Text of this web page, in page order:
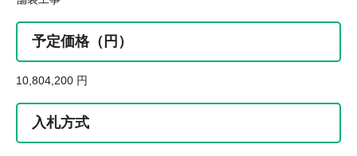
予定価格（円）
10,804,200 円
入札方式